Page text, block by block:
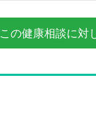
この健康相談に対